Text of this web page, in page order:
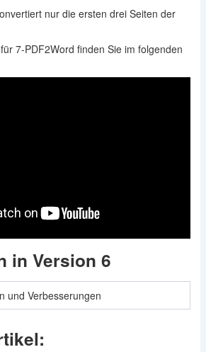
nur die ersten drei Seiten der
7-PDF2Word finden Sie im folgenden
in Version 6
und Verbesserungen